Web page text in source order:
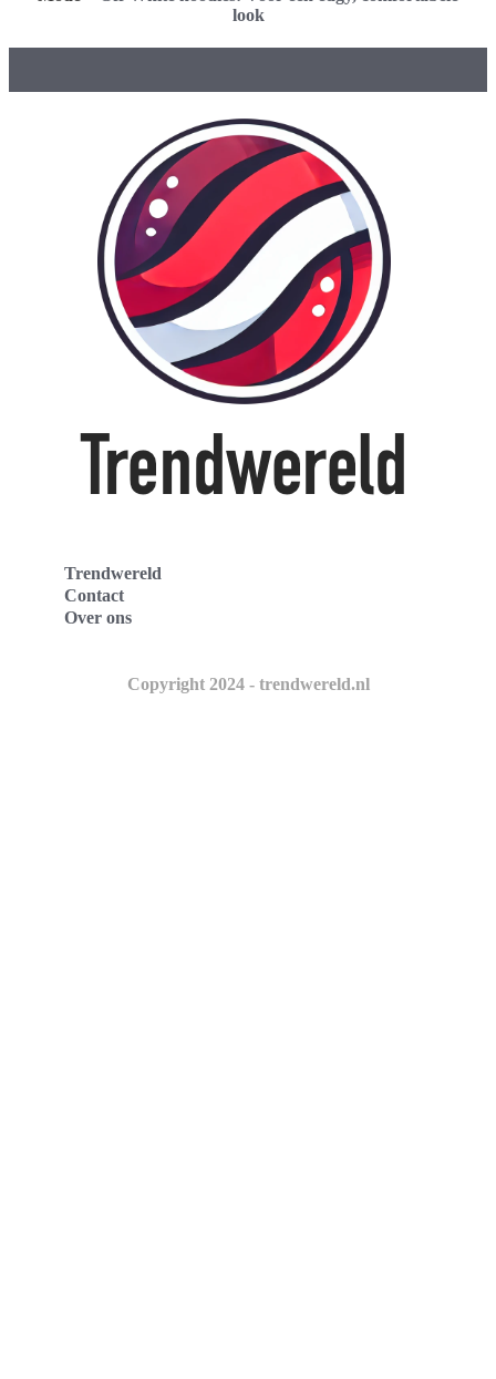
look
Trendwereld
Contact
Over ons
Copyright 2024 - trendwereld.nl